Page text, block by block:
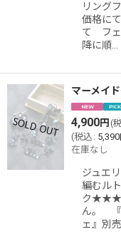
リング
価格に
て フェ
降に順…
マーメイ
4,900円 (
(税込 : 5,390
在庫なし
ジュエ
編むル
ク★★★
ん。 『
ェ』別